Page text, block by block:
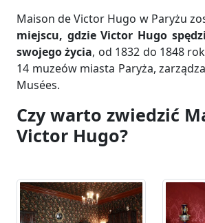
Maison de Victor Hugo w Paryżu
miejscu, gdzie Victor Hugo
swojego życia, od 1832 do 1848
14 muzeów miasta Paryża,
Musées​.
Czy warto zwiedzić
Victor Hugo?